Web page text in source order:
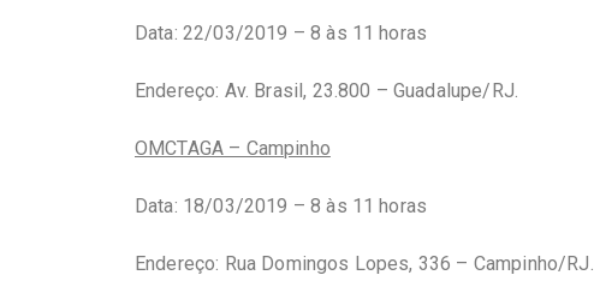
Data: 22/03/2019 – 8 às 11 horas
Endereço: Av. Brasil, 23.800 – Guadalupe/RJ.
OMCTAGA – Campinho
Data: 18/03/2019 – 8 às 11 horas
Endereço: Rua Domingos Lopes, 336 – Campinho/RJ.